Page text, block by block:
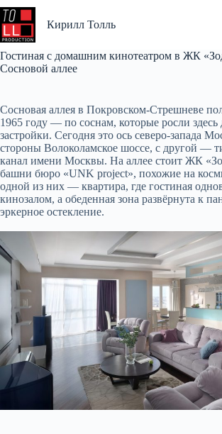
Перейти
к
Кирилл Толль
Гостиная с домашним кинотеатром в ЖК
Сосновой аллее
Сосновая аллея в Покровском-Стрешневе
1965 году — по соснам, которые росли здесь
застройки. Сегодня это ось северо-запада
стороны Волоколамское шоссе, с другой —
канал имени Москвы. На аллее стоит ЖК
башни бюро «UNK project», похожие на
одной из них — квартира, где гостиная
кинозалом, а обеденная зона развёрнута к
эркерное остекление.